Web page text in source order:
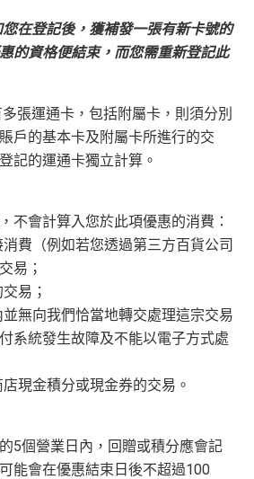
貴，有2%收費(其他卡做緊1至1.9
續費每次HK$400
情及分析...
您在登記後，獲補發一張有新卡號的
的資格便結束，而您需重新登記此
張運通卡，包括附屬卡，則須分別
戶的基本卡及附屬卡所進行的交
記的運通卡獨立計算。
不會計算入您於此項優惠的消費：
費（例如若您透過第三方百貨公司
易；
易；
無向我們恰當地轉交處理這宗交易
系統發生故障及不能以電子方式處
現金積分或現金券的交易。
5個營業日內，回贈或積分應會記
能會在優惠結束日後不超過100